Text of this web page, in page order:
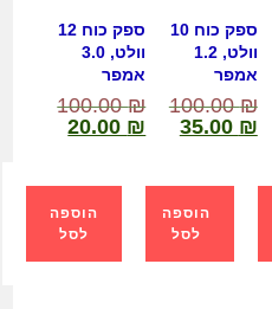
ספק כוח 10
וולט, 1.2
אמפר
100.00₪
35.00 ₪
הוספה
לסל
ספק כוח 12
וולט, 3.0
אמפר
100.00₪
20.00 ₪
הוספה
לסל